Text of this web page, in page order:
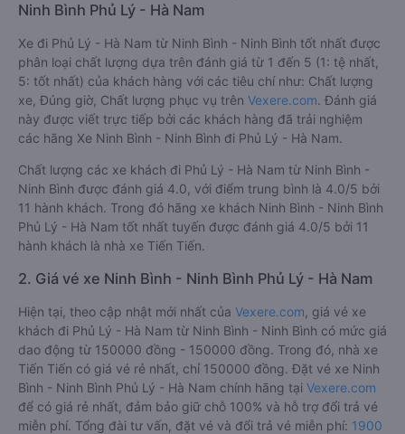
Ninh Bình Phủ Lý - Hà Nam
Xe đi Phủ Lý - Hà Nam từ Ninh Bình - Ninh Bình tốt nhất được
phân loại chất lượng dựa trên đánh giá từ 1 đến 5 (1: tệ nhất,
5: tốt nhất) của khách hàng với các tiêu chí như: Chất lượng
xe, Đúng giờ, Chất lượng phục vụ trên Vexere.com. Đánh giá
này được viết trực tiếp bởi các khách hàng đã trải nghiệm
các hãng Xe Ninh Bình - Ninh Bình đi Phủ Lý - Hà Nam.
Chất lượng các xe khách đi Phủ Lý - Hà Nam từ Ninh Bình -
Ninh Bình được đánh giá 4.0, với điểm trung bình là 4.0/5 bởi
11 hành khách. Trong đó hãng xe khách Ninh Bình - Ninh Bình
Phủ Lý - Hà Nam tốt nhất tuyến được đánh giá 4.0/5 bởi 11
hành khách là nhà xe Tiến Tiến.
2. Giá vé xe Ninh Bình - Ninh Bình Phủ Lý - Hà Nam
Hiện tại, theo cập nhật mới nhất của Vexere.com , giá vé xe
khách đi Phủ Lý - Hà Nam từ Ninh Bình - Ninh Bình có mức giá
dao động từ 150000 đồng - 150000 đồng. Trong đó, nhà xe
Tiến Tiến có giá vé rẻ nhất, chỉ 150000 đồng. Đặt vé xe Ninh
Bình - Ninh Bình Phủ Lý - Hà Nam chính hãng tại Vexere.com
để có giá rẻ nhất, đảm bảo giữ chỗ 100% và hỗ trợ đổi trả vé
miễn phí. Tổng đài tư vấn, đặt vé và đổi trả vé miễn phí: 1900